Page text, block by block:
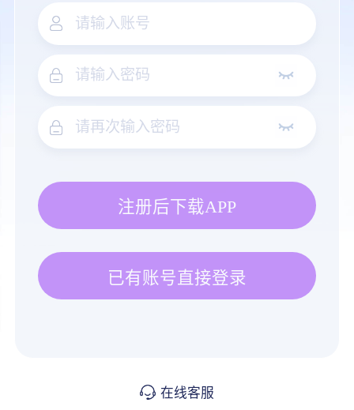
注册后下载APP
已有账号直接登录
在线客服